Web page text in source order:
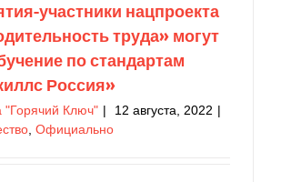
Общество Официально
участники нацпроекта
труда» могут
по стандартам
Россия»
"Горячий Ключ" | 12 августа, 2022 |
Официально